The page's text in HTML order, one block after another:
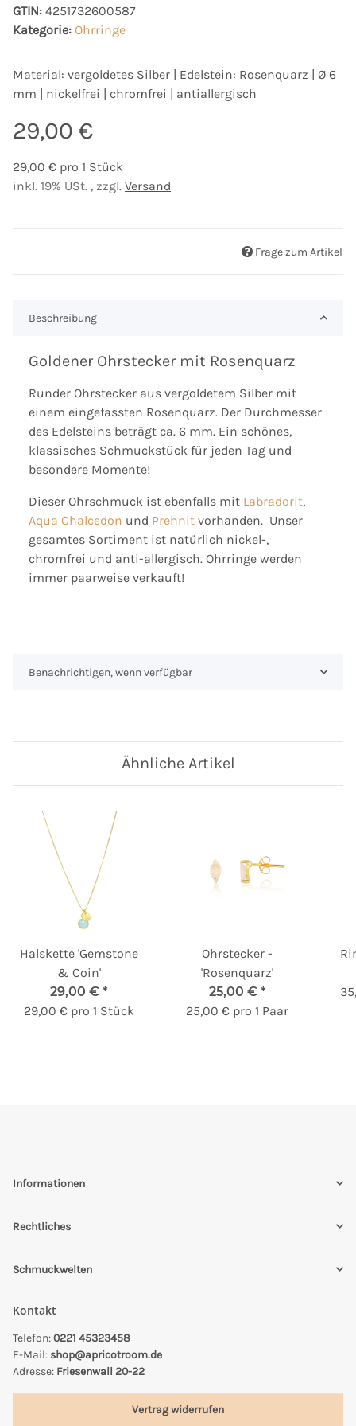
GTIN: 4251732600587
Kategorie: Ohrringe
Material: vergoldetes Silber | Edelstein: Rosenquarz | Ø 6
mm | nickelfrei | chromfrei | antiallergisch
29,00 €
29,00 € pro 1 Stück
inkl. 19% USt. , zzgl. Versand
Frage zum Artikel
Beschreibung
Goldener Ohrstecker mit Rosenquarz
Runder Ohrstecker aus vergoldetem Silber mit
einem eingefassten Rosenquarz. Der Durchmesser
des Edelsteins beträgt ca. 6 mm. Ein schönes,
klassisches Schmuckstück für jeden Tag und
besondere Momente!
Dieser Ohrschmuck ist ebenfalls mit Labradorit,
Aqua Chalcedon und Prehnit vorhanden. Unser
gesamtes Sortiment ist natürlich nickel-,
chromfrei und anti-allergisch. Ohrringe werden
immer paarweise verkauft!
Benachrichtigen, wenn verfügbar
Ähnliche Artikel
Halskette 'Gemstone
& Coin'
29,00 € *
29,00 € pro 1 Stück
Ohrstecker -
'Rosenquarz'
25,00 € *
25,00 € pro 1 Paar
Informationen
Rechtliches
Schmuckwelten
Kontakt
Telefon:0221 45323458
E-Mail: shop@apricotroom.de
Adresse: Friesenwall 20-22
Vertrag widerrufen